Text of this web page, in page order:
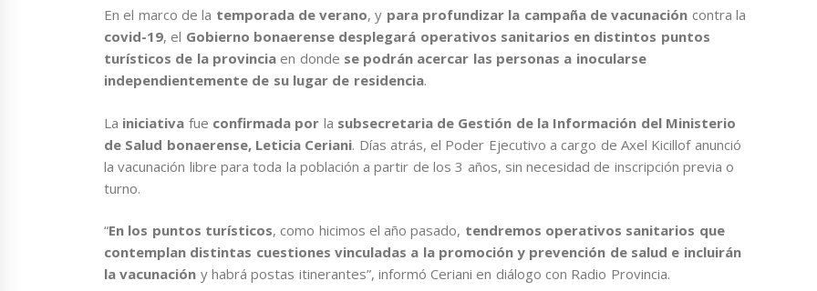
En el marco de la temporada de verano, y para profundizar la campaña de vacunación contra la
covid-19, el Gobierno bonaerense desplegará operativos sanitarios en distintos puntos
turísticos de la provinciaen donde se podrán acercar las personas a inocularse
independientemente de su lugar de residencia.
La iniciativa fue confirmada por la subsecretaria de Gestión de la Información del Ministerio
de Salud bonaerense, Leticia Ceriani. Días atrás, el Poder Ejecutivo a cargo de Axel Kicillof anunció
la vacunación libre para toda la población a partir de los 3 años, sin necesidad de inscripción previa o
turno.
“En los puntos turísticos, como hicimos el año pasado, tendremos operativos sanitarios que
contemplan distintas cuestiones vinculadas a la promoción y prevención de salud e incluirán
la vacunación y habrá postas itinerantes”, informó Ceriani en diálogo con Radio Provincia.